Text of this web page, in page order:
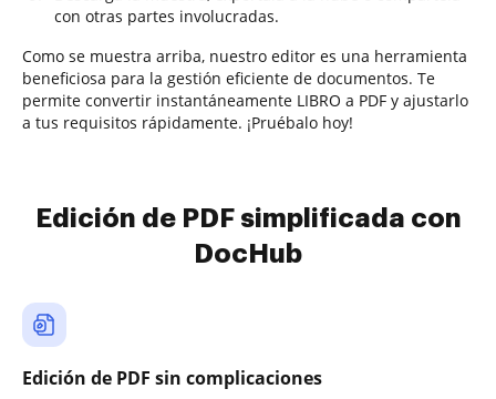
con otras partes involucradas.
Como se muestra arriba, nuestro editor es una herramienta
beneficiosa para la gestión eficiente de documentos. Te
permite convertir instantáneamente LIBRO a PDF y ajustarlo
a tus requisitos rápidamente. ¡Pruébalo hoy!
Edición de PDF simplificada con
DocHub
Edición de PDF sin complicaciones